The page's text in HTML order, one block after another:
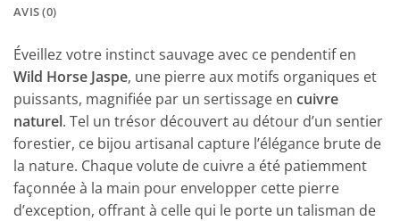
AVIS (0)
Éveillez votre instinct sauvage avec ce pendentif en
Wild Horse Jaspe, une pierre aux motifs organiques et
puissants, magnifiée par un sertissage en cuivre
naturel. Tel un trésor découvert au détour d’un sentier
forestier, ce bijou artisanal capture l’élégance brute de
la nature. Chaque volute de cuivre a été patiemment
façonnée à la main pour envelopper cette pierre
d’exception, offrant à celle qui le porte un talisman de